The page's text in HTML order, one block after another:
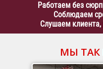
Работаем без
Соблюдаем
Слушаем клиента,
МЫ ТАК